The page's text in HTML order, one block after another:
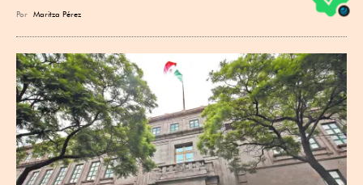
Por Maritza Pérez